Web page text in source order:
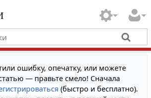
ошибку, опечатку, или можете
— правьте смело! Сначала
(быстро и бесплатно).